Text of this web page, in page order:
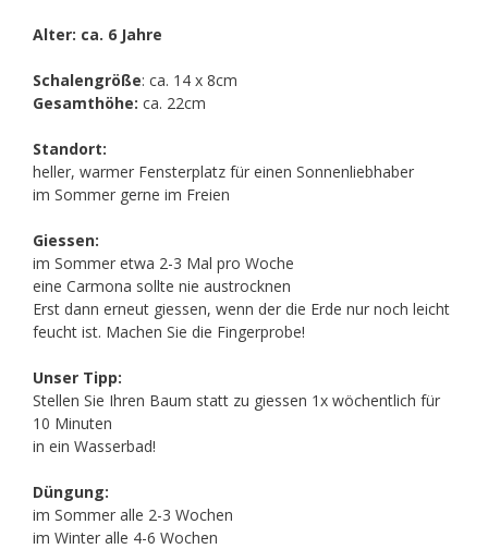
Alter: ca. 6 Jahre
Schalengröße: ca. 14 x 8cm
Gesamthöhe: ca. 22cm
Standort:
heller, warmer Fensterplatz für einen Sonnenliebhaber
im Sommer gerne im Freien
Giessen:
im Sommer etwa 2-3 Mal pro Woche
eine Carmona sollte nie austrocknen
Erst dann erneut giessen, wenn der die Erde nur noch leicht
feucht ist. Machen Sie die Fingerprobe!
Unser Tipp:
Stellen Sie Ihren Baum statt zu giessen 1x wöchentlich für
10 Minuten
in ein Wasserbad!
Düngung:
im Sommer alle 2-3 Wochen
im Winter alle 4-6 Wochen